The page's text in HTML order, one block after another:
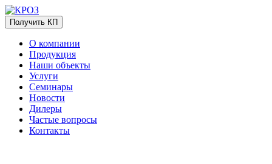
Получить КП
О компании
Продукция
Наши объекты
Услуги
Семинары
Новости
Дилеры
Частые вопросы
Контакты